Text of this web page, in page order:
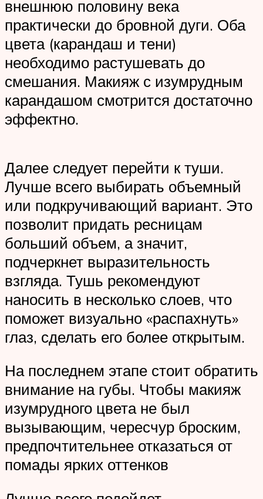
внешнюю половину века
практически до бровной дуги. Оба
цвета (карандаш и тени)
необходимо растушевать до
смешания. Макияж с изумрудным
карандашом смотрится достаточно
эффектно.
Далее следует перейти к туши.
Лучше всего выбирать объемный
или подкручивающий вариант. Это
позволит придать ресницам
больший объем, а значит,
подчеркнет выразительность
взгляда. Тушь рекомендуют
наносить в несколько слоев, что
поможет визуально «распахнуть»
глаз, сделать его более открытым.
На последнем этапе стоит обратить
внимание на губы. Чтобы макияж
изумрудного цвета не был
вызывающим, чересчур броским,
предпочтительнее отказаться от
помады ярких оттенков